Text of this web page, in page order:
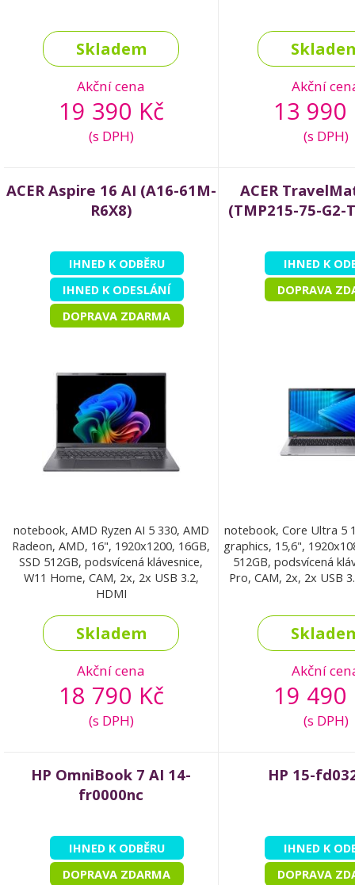
Skladem
Akční cena
19 390 Kč
(s DPH)
Akční
13 990
(s DPH)
ACER Aspire 16 AI (A16-61M-
R6X8)
IHNED K ODBĚRU
IHNED K ODESLÁNÍ
DOPRAVA ZDARMA
notebook, AMD Ryzen AI 5 330, AMD
Radeon, AMD, 16", 1920x1200, 16GB,
SSD 512GB, podsvícená klávesnice,
W11 Home, CAM, 2x, 2x USB 3.2,
HDMI
Skladem
Akční cena
18 790 Kč
(s DPH)
ACER
(TMP215-75-G2-
IHNED K
DOPRAVA
notebook, Core Ultra 5
graphics, 15,6",
512GB, podsvícená
Pro, CAM, 2x, 2x USB
Akční
19 490
(s DPH)
HP OmniBook 7 AI 14-
fr0000nc
IHNED K ODBĚRU
DOPRAVA ZDARMA
HP 15-
IHNED K
DOPRAVA